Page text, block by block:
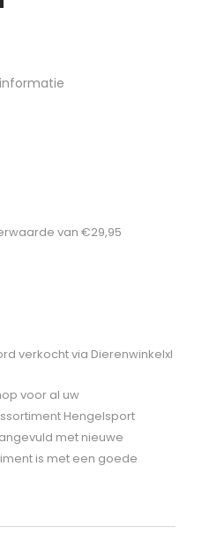
van €29,95
verkocht via Dierenwinkelxl
voor al uw
Hengelsport
met nieuwe
is met een goede